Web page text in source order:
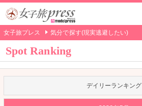
女子旅プレス 気分で探す(現実逃避したい)
Spot Ranking
デイリーランキング